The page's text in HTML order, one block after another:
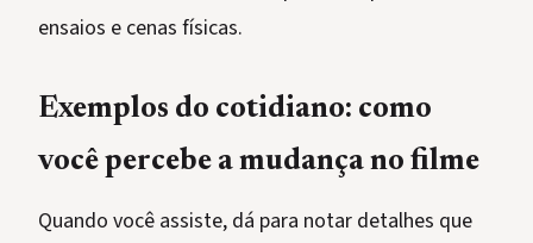
ensaios e cenas físicas.
Exemplos do cotidiano: como
você percebe a mudança no filme
Quando você assiste, dá para notar detalhes que